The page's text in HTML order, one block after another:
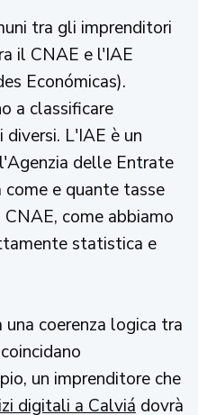
tra gli imprenditori
il CNAE e l'IAE
Económicas).
a classificare
L'IAE è un
delle Entrate
come e quante tasse
come abbiamo
statistica e
coerenza logica tra
un imprenditore che
digitali a Calviá dovrà